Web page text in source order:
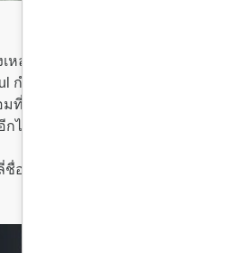
เหลวอิเล็กทริกในปลอกเพื่อแยกเซล
กำลังสร้างห้องปฏิบัติการที่มีการท
ที่มีการควบคุม
ไม่กี่เดือนข้างหน้าด้วยรถสาธิตที่ใช้
ชื่อดังจะเป็นห้องปฏิบัติการบนล้อที่จ